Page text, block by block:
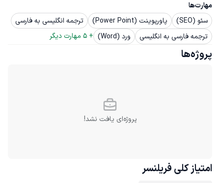
مهارت‌ها
سئو (SEO)
پاورپوینت (Power Point)
ترجمه انگلیسی به فارسی
ترجمه فارسی به انگلیسی
ورد (Word) +
5 مهارت دیگر
پروژه‌ها
پروژه‌ای یافت نشد!
امتیاز کلی فریلنسر